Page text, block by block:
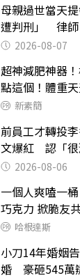
母親過世當天
遭判刑」 律師
2026-08-07
超神減肥神器
點這個！體重
新素簡
前員工才轉投
文爆紅 認「很
2026-08-06
一個人爽嗑一
巧克力 掀脆友
哈根達斯
小刀14年婚姻
婚 豪砸545萬